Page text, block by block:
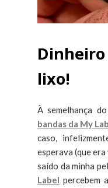
lixo!
À semelhança do
bandas da My
caso,
esperava (que
saído da minha
Label percebem